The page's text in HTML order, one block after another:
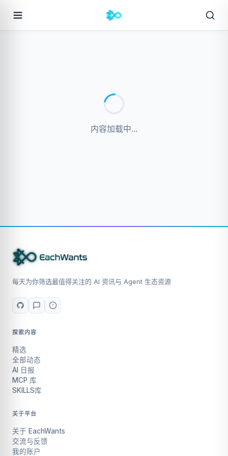
内容加载中...
每天为你筛选最值得关注的 AI 资讯与 Agent 生态资源
探索内容
精选
全部动态
AI 日报
MCP 库
SKILLS库
关于平台
关于 EachWants
交流与反馈
我的账户